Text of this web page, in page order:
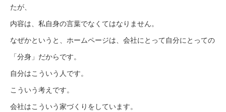
たが、
内容は、私自身の言葉でなくてはなりません。
なぜかというと、ホームページは、会社にとって自分にとっての
「分身」だからです。
自分はこういう人です。
こういう考えです。
会社はこういう家づくりをしています。